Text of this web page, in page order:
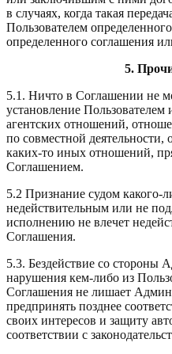
в случаях, когда такая
Пользователем
определенного соглашения
5.
5.1. Ничто в Соглашении не
установление
агентских отношений,
по совместной
каких-то иных отношений,
Соглашением.
5.2 Признание судом какого-
недействительным или не
исполнению не влечет
Соглашения.
5.3. Бездействие со стороны
нарушения кем-либо из
Соглашения не лишает
предпринять позднее
своих интересов и защиту
соответствии с